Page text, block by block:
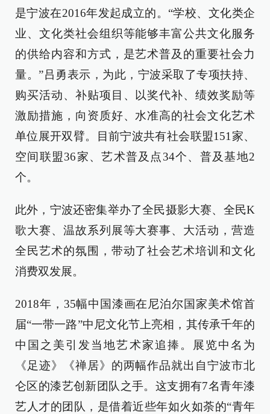
是宁波在2016年发起成立的。“学校、文化类企
业、文化类社会组织等能够丰富公共文化服务
的供给内容和方式，是艺术普及的重要社会力
量。”吕勇表示，为此，宁波采取了专项扶持、
购买活动、补贴项目、以奖代补、绩效奖励等
激励措施，向资质好、水准高的社会文化艺术
单位展开双臂。目前宁波共有社会联盟151家、
空间联盟36家、艺术普及点34个、普及基地2
个。
此外，宁波还密集举办了全民摄影大赛、全民K
歌大赛、温故系列展等大赛事、大活动，营造
全民艺术的氛围，带动了社会艺术培训和文化
消费双发展。
2018年，35幅中国漆画在尼泊尔国家美术馆首
届“一带一路”中尼文化节上亮相，其传承千年的
中国之美引发当地艺术家追捧。展览中名为
《足迹》《禅居》的两幅作品就出自宁波市北
仑区的漆艺创新团队之手。这支拥有7名青年漆
艺人才的团队，是借着近些年如火如荼的“青年